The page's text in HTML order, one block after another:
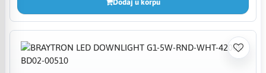
Dodaj u korpu